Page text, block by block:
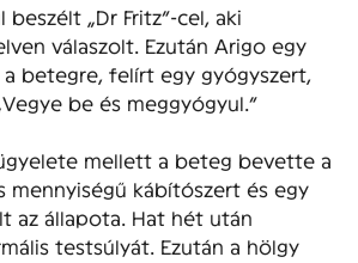
„Dr Fritz”-cel, aki
válaszolt. Ezután Arigo egy
betegre, felírt egy gyógyszert,
be és meggyógyul.”
mellett a beteg bevette a
mennyiségű kábítószert és egy
az állapota. Hat hét után
testsúlyát. Ezután a hölgy